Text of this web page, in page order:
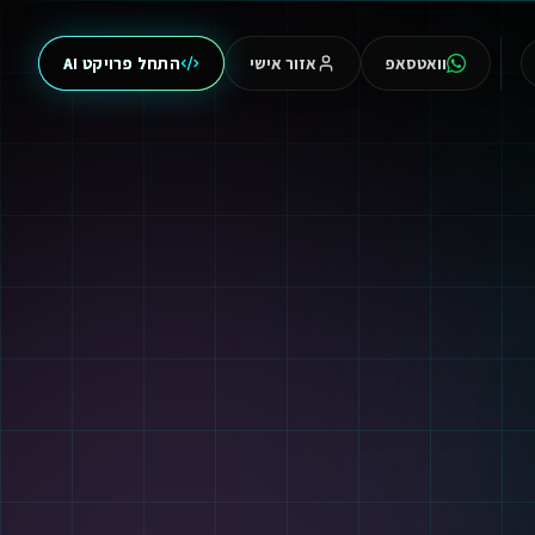
וואטסאפ אזור אישי התחל פרויקט AI
טעויות ולייעל כל תהליך עסקי בעסק שלך.